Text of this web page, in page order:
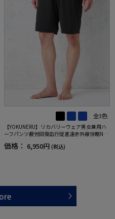
全3色
【YOKUNERU】リカバリーウェア男女兼用ハ
ーフパンツ疲労回復血行促進遠赤外線快眠NA
NOMIX(R)【一般医療機器】SS～LLサイズ
価格： 6,950円 (税込)